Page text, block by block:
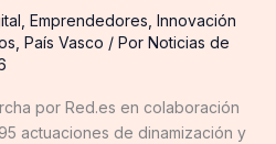
Emprendedores Innovación
País Vasco / Por Noticias de
por Red.es en colaboración
actuaciones de dinamización y